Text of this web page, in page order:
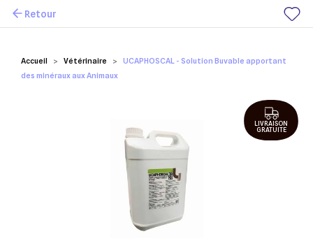
Mes favoris
Accueil Vétérinaire
UCAPHOSCAL - Solution Buvable apportant
des minéraux aux Animaux
Retour
LIVRAISON
GRATUITE